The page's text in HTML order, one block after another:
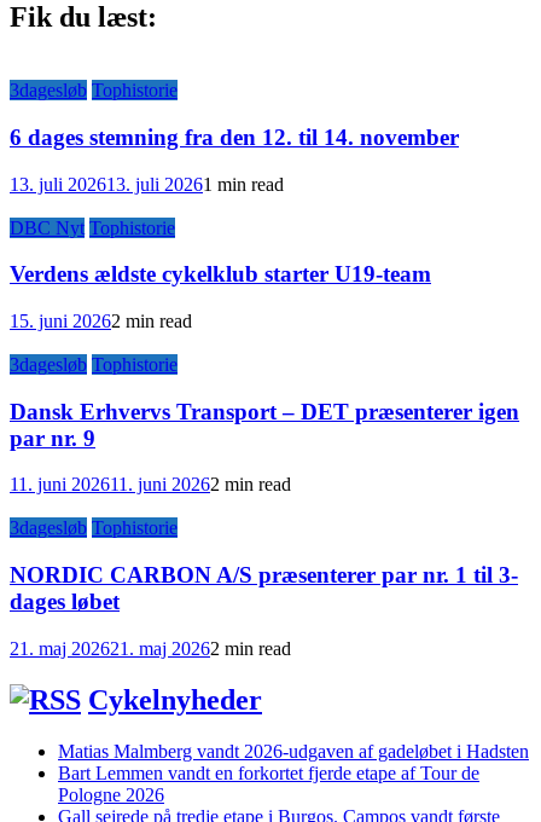
Fik du læst:
3dagesløb Tophistorie
6 dages stemning fra den 12. til 14. november
13. juli 202613. juli 20261 min read
DBC Nyt Tophistorie
Verdens ældste cykelklub starter U19-team
15. juni 20262 min read
3dagesløb Tophistorie
Dansk Erhvervs Transport – DET præsenterer igen
par nr. 9
11. juni 202611. juni 20262 min read
3dagesløb Tophistorie
NORDIC CARBON A/S præsenterer par nr. 1 til 3-
dages løbet
21. maj 202621. maj 20262 min read
Cykelnyheder
Matias Malmberg vandt 2026-udgaven af gadeløbet i Hadsten
Bart Lemmen vandt en forkortet fjerde etape af Tour de
Pologne 2026
Gall sejrede på tredje etape i Burgos. Campos vandt første